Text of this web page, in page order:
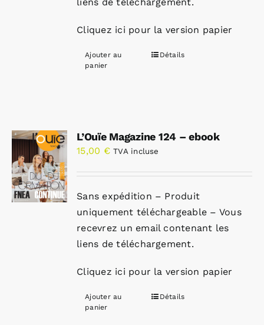
Cliquez ici pour la version papier
Ajouter au
panier
Détails
L’Ouïe Magazine 124 – ebook
15,00 € TVA incluse
Sans expédition – Produit
uniquement téléchargeable – Vous
recevrez un email contenant les
liens de téléchargement.
Cliquez ici pour la version papier
Ajouter au
panier
Détails